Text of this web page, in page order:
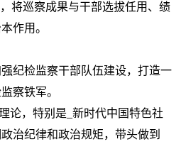
将巡察成果与干部选拔任用、绩
作用。
纪检监察干部队伍建设，打造一
察铁军。
论，特别是_新时代中国特色社
治纪律和政治规矩，带头做到